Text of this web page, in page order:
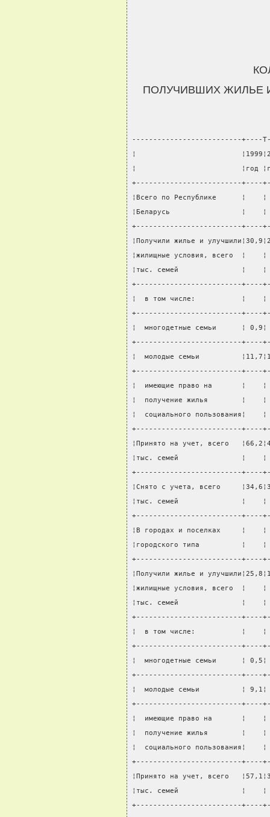
ПОЛУЧИВШИХ ЖИЛЬЕ
--------------------------+----
¦
¦                         ¦год ¦год
+-------------------------+----
¦Всего по Республике
¦Беларусь                 ¦
+-------------------------+----
¦Получили жилье и
¦жилищные условия, всего
¦тыс. семей               ¦
+-------------------------+----
¦  в том числе:           ¦
+-------------------------+----
¦  многодетные семьи      ¦
+-------------------------+----
¦  молодые семьи
+-------------------------+----
¦  имеющие право на       ¦    ¦
¦  получение жилья
¦  социального
+-------------------------+----
¦Принято на учет, всего
¦тыс. семей               ¦
+-------------------------+----
¦Снято с учета, всего
¦тыс. семей               ¦
+-------------------------+----
¦В городах и поселках
¦городского типа
+-------------------------+----
¦Получили жилье и
¦жилищные условия, всего
¦тыс. семей               ¦
+-------------------------+----
¦  в том числе:           ¦
+-------------------------+----
¦  многодетные семьи      ¦
+-------------------------+----
¦  молодые семьи          ¦ 9,1¦
+-------------------------+----
¦  имеющие право на       ¦    ¦
¦  получение жилья
¦  социального
+-------------------------+----
¦Принято на учет, всего
¦тыс. семей               ¦
+-------------------------+----